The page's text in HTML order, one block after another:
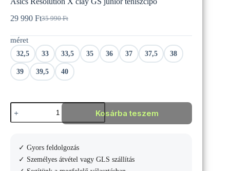
35 990Ft
Original
35
990 Ft.
29 990 FtCurrent
29
990 Ft.
méret
32,5 33 33,5 35 36 37 37,5 38
39 39,5 40
Asics
Resolution
X
junior
teniszcipő
mennyiség
Kosárba teszem
✓ Gyors feldolgozás
✓ Személyes átvétel vagy GLS szállítás